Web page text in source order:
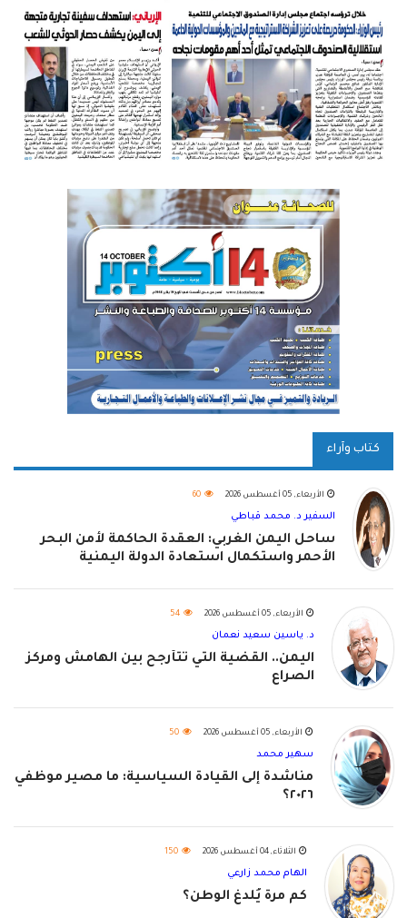
كتاب وآراء
الأربعاء, 05 أغسطس 2026 60
السفير د. محمد قباطي
ساحل اليمن الغربي: العقدة الحاكمة لأمن البحر
الأحمر واستكمال استعادة الدولة اليمنية
الأربعاء, 05 أغسطس 2026 54
د. ياسين سعيد نعمان
اليمن.. القضية التي تتأرجح بين الهامش ومركز
الصراع
الأربعاء, 05 أغسطس 2026 50
سهير محمد
مناشدة إلى القيادة السياسية: ما مصير موظفي
٢٠٢٦؟
الثلاثاء, 04 أغسطس 2026 150
الهام محمد زارعي
كم مرة يُلدغ الوطن؟